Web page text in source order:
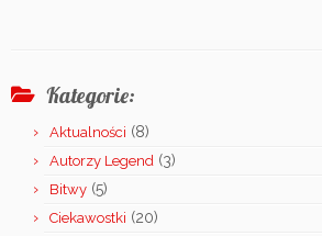
Kategorie:
Aktualności (8)
Autorzy Legend (3)
Bitwy (5)
Ciekawostki (20)